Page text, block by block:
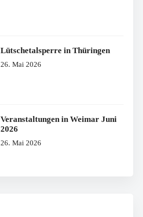
Lütschetalsperre in Thüringen
26. Mai 2026
Veranstaltungen in Weimar Juni
2026
26. Mai 2026